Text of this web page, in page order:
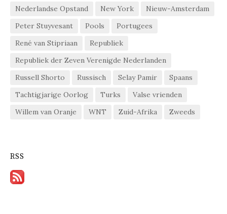
Nederlandse Opstand
New York
Nieuw-Amsterdam
Peter Stuyvesant
Pools
Portugees
René van Stipriaan
Republiek
Republiek der Zeven Verenigde Nederlanden
Russell Shorto
Russisch Selay Pamir
Spaans
Tachtigjarige Oorlog
Turks
Valse vrienden
Willem van Oranje
WNT Zuid-Afrika Zweeds
RSS